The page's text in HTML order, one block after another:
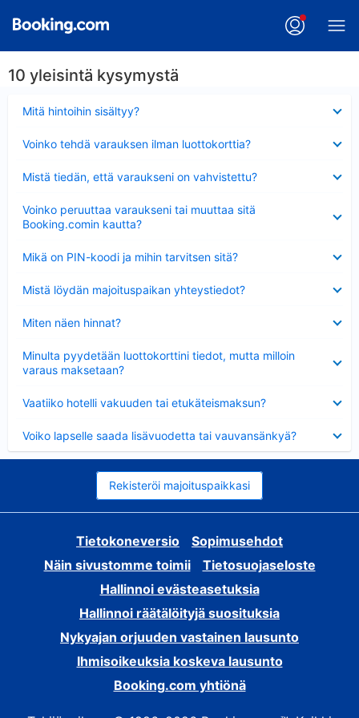
10 yleisintä kysymystä
Mitä hintoihin sisältyy?
Voinko tehdä varauksen ilman luottokorttia?
Mistä tiedän, että varaukseni on vahvistettu?
Voinko peruuttaa varaukseni tai muuttaa sitä
Booking.comin kautta?
Mikä on PIN-koodi ja mihin tarvitsen sitä?
Mistä löydän majoituspaikan yhteystiedot?
Miten näen hinnat?
Minulta pyydetään luottokorttini tiedot, mutta milloin
varaus maksetaan?
Vaatiiko hotelli vakuuden tai etukäteismaksun?
Voiko lapselle saada lisävuodetta tai vauvansänkyä?
Rekisteröi majoituspaikkasi
Tietokoneversio
Sopimusehdot
Näin sivustomme toimii
Tietosuojaseloste
Hallinnoi evästeasetuksia
Hallinnoi räätälöityjä suosituksia
Nykyajan orjuuden vastainen lausunto
Ihmisoikeuksia koskeva lausunto
Booking.com yhtiönä